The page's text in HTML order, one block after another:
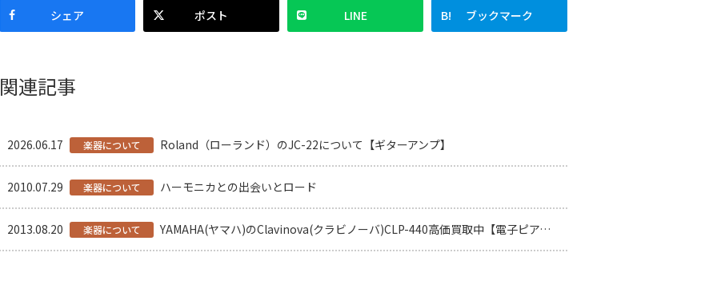
シェア ポスト LINE ブックマーク
関連記事
2026.06.17 楽器について Roland（ローランド）のJC-22について【ギターアンプ】
2010.07.29 楽器について ハーモニカとの出会いとロード
2013.08.20 楽器について YAMAHA(ヤマハ)のClavinova(クラビノーバ)CLP-440高価買取中【電子ピアノ買取】